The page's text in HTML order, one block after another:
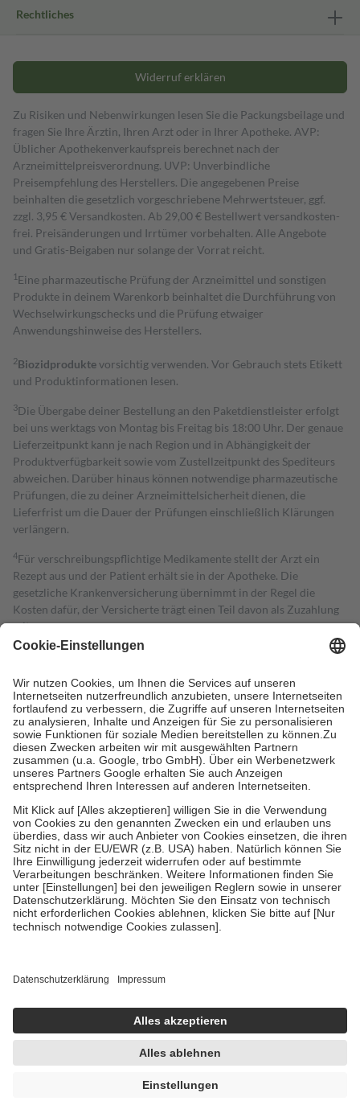
Rechtliches
Widerruf erklären
Zu Risiken und Nebenwirkungen lesen Sie die Packungsbeilage und
fragen Sie Ihre Ärztin, Ihren Arzt oder in Ihrer Apotheke. AVP:
Üblicher Apothekenverkaufspreis berechnet nach der
Arzneimittelpreisverordnung. UVP: Unverbindliche
Preisempfehlung des Herstellers. Die angegebenen Preise
beinhalten die gesetzlich vorgeschriebene Mehrwertsteuer, ggf.
zzgl. 3,95 € Versandkosten. Ab 29,00 € Bestell­wert versand­kosten­
frei. Preisänderungen und Irrtümer vorbehalten. Alle Angebote
und Gratis-Beigaben nur solange der Vorrat reicht.
1 Eine pharmazeutische Prüfung der Arzneimittel und sonstigen
Produkte in deinem Warenkorb beinhaltet die Durchführung von
Wechselwirkungschecks und die Prüfung etwaiger
Anwendungshinweise des Herstellers.
2Biozidproduktevorsichtig verwenden. Vor Gebrauch stets Etikett
und Produktinformationen lesen.
3Die Übergabe deiner Bestellung an den Paketdienstleister erfolgt
bei uns werktags von Montag bis Freitag bis 18:00 Uhr. Der genaue
Lieferzeitpunkt kann je nach Region und in Abhängigkeit der
Produktverfügbarkeit sowie vom Zustellzeitpunkt des Spediteurs
abweichen. Darüber hinaus können notwendige pharmazeutische
Prüfungen, die zu deiner Arzneimittelsicherheit dienen, die
Lieferfrist um die Dauer der Prüfungen einschließlich Klärungen
verlängern.
4Für verschreibungspflichtige Medikamente stellt der Arzt ein
Rezept aus und der Patient erhält sie in der Apotheke. Die
gesetzliche Krankenversicherung übernimmt in der Regel die
Kosten dafür, der Versicherte trägt einen Teil davon als Zuzahlung
mit.
Grundsätzlich leisten Mitglieder Zuzahlungen in Höhe von zehn
höchstens zehn Euro.
Es sind jedoch nie mehr als die tatsächlichen
Kosten der Leistung zu entrichten.
Diese Regeln gelten grundsätzlich auch für Online-Apotheken.
Bei Heilmitteln und häuslicher Krankenpflege beträgt die
Zuzahlung zehn Prozent der Kosten sowie zehn Euro je
Verordnung.
Um das Engagement der Versicherten für ihre eigene Gesundheit zu
stärken und die besondere Stellung der Familie zu unterstützen,
fallenkeine Zuzahlungenan bei:
• Kindern und Jugendlichen bis zum vollendeten 18. Lebensjahr
mit Ausnahme der Fahrkosten
• Untersuchungen zur Vorsorge und Früherkennung, die von der
GKV getragen werden
• empfohlenen Schutzimpfungen
• Harn- und Blutteststreifen
getroffen, um sicherzustellen, dass es sich um echte Bewertungen
https://help.etrusted.com/hc/de/articles/4419944605341
Einige Bilder und Inhalte wurden unter Zuhilfenahme künstlicher